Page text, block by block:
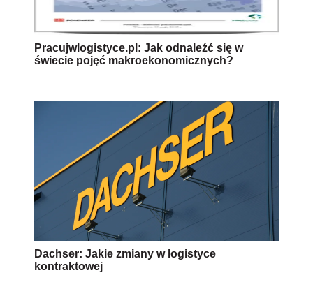
Pracujwlogistyce.pl: Jak odnaleźć się w
świecie pojęć makroekonomicznych?
Dachser: Jakie zmiany w logistyce
kontraktowej